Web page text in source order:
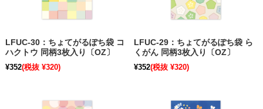
LFUC-30：ちょてがるぽち袋 コ
ハクトウ 同柄3枚入り〔OZ〕
¥352(税抜 ¥320)
LFUC-29：ちょてがるぽち袋 ら
くがん 同柄3枚入り〔OZ〕
¥352(税抜 ¥320)